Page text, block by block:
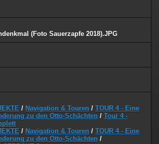
(Foto Sauerzapfe 2018).JPG
/ Navigation & Touren / TOUR 4 - Eine
zu den Otto-Schächten / Tour 4 -
/ Navigation & Touren / TOUR 4 - Eine
zu den Otto-Schächten /